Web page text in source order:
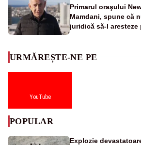
Primarul oraşului
Mamdani, spune că
juridică să-l aresteze
URMĂREȘTE-NE PE
YouTube
POPULAR
Explozie